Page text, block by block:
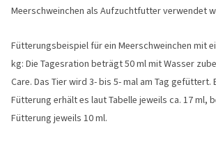
Meerschweinchen als Aufzuchtfutter verwendet
Fütterungsbeispiel für ein Meerschweinchen mit
kg: Die Tagesration beträgt 50 ml mit Wasser
Care. Das Tier wird 3- bis 5- mal am Tag gefüttert.
Fütterung erhält es laut Tabelle jeweils ca. 17 ml,
Fütterung jeweils 10 ml.